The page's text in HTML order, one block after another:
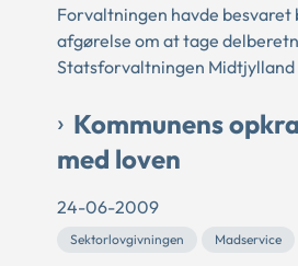
Forvaltningen havde
afgørelse om at tage
Statsforvaltningen
Kommunens
med loven
24-06-2009
Sektorlovgivningen Madservice